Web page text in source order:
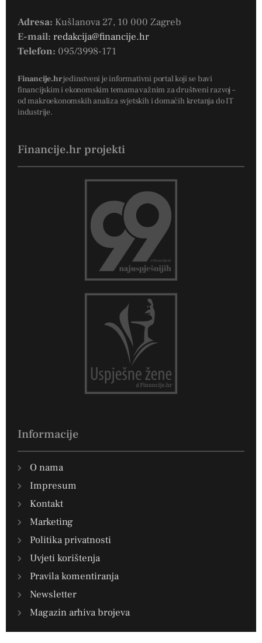
Adresa: Kušlanova 27, 10 000 Zagreb
E-mail: redakcija@financije.hr
Telefon: 095/3998-171
Financije.hrjedinstveni je informativni portal koji se bavi
financijskim i ekonomskim temama važnim za društveni razvoj –
od makroekonomskih analiza svjetskih i domaćih kretanja do IT
industrije.
Financije.hr projekti
Informacije
O nama
Impresum
Kontakt
Marketing
Politika privatnosti
Uvjeti korištenja
Pravila komentiranja
Newsletter
Magazin arhiva brojeva